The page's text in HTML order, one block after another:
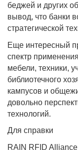
беджей и других
вывод, что банки
стратегической
Еще интересный
спектр
мебели, техники,
библиотечного
кампусов и
довольно
технологий.
Для справки
RAIN RFID